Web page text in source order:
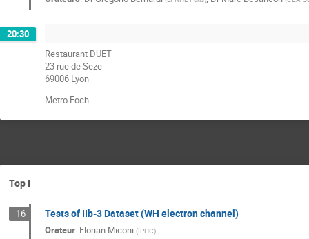
20:30
Restaurant DUET
23 rue de Seze
69006 Lyon
Metro Foch
Top I
16 Tests of IIb-3 Dataset (WH electron channel)
Orateur: Florian Miconi (IPHC)